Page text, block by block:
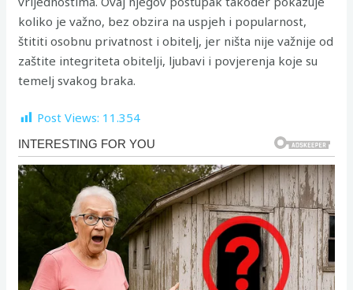
koliko je važno, bez obzira na uspjeh i popularnost,
štititi osobnu privatnost i obitelj, jer ništa nije važnije od
zaštite integriteta obitelji, ljubavi i povjerenja koje su
temelj svakog braka.
Post Views: 11.354